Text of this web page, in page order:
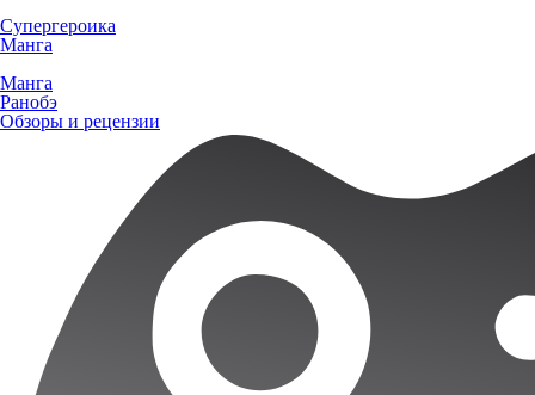
Супергероика
Манга
Манга
Ранобэ
Обзоры и рецензии